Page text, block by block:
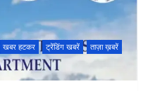
खबर हटकर ट्रेंडिंग खबरें
ताज़ा ख़बरें